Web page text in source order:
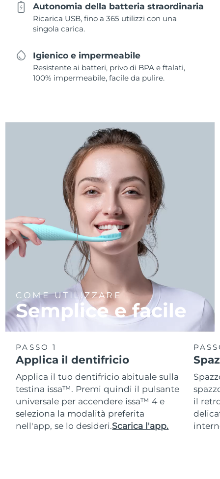
Autonomia della batteria straordinaria
Ricarica USB, fino a 365 utilizzi con una
singola carica.
Igienico e impermeabile
Resistente ai batteri, privo di BPA e ftalati,
100% impermeabile, facile da pulire.
COME UTILIZZARE
Semplice e facile
PASSO 1
Applica il dentifricio
Applica il tuo dentifricio abituale sulla
testina issa™. Premi quindi il pulsante
universale per accendere issa™ 4 e
seleziona la modalità preferita
nell'app, se lo desideri.Scarica l'app.
il